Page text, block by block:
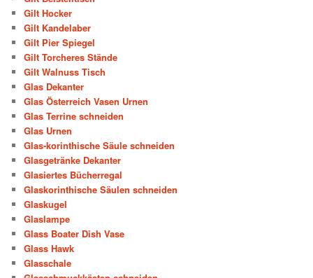
Gilt Hocker
Gilt Kandelaber
Gilt Pier Spiegel
Gilt Torcheres Stände
Gilt Walnuss Tisch
Glas Dekanter
Glas Österreich Vasen Urnen
Glas Terrine schneiden
Glas Urnen
Glas-korinthische Säule schneiden
Glasgetränke Dekanter
Glasiertes Bücherregal
Glaskorinthische Säulen schneiden
Glaskugel
Glaslampe
Glass Boater Dish Vase
Glass Hawk
Glasschale